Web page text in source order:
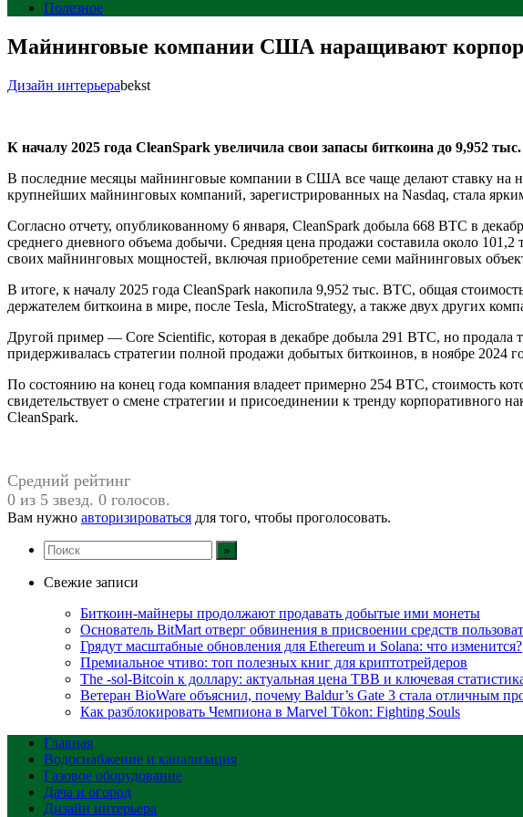
Полезное
Майнинговые компании США наращивают
Дизайн интерьераbekst
К началу 2025 года CleanSpark увеличила свои запасы биткоина до 9,952
В последние месяцы майнинговые компании в США все чаще делают ставку на
крупнейших майнинговых компаний, зарегистрированных на Nasdaq, стала
Согласно отчету, опубликованному 6 января, CleanSpark добыла 668 BTC в
среднего дневного объема добычи. Средняя цена продажи составила около
своих майнинговых мощностей, включая приобретение семи майнинговых
В итоге, к началу 2025 года CleanSpark накопила 9,952 тыс. BTC, общая
держателем биткоина в мире, после Tesla, MicroStrategy, а также двух других
Другой пример — Core Scientific, которая в декабре добыла 291 BTC, но продала
придерживалась стратегии полной продажи добытых биткоинов, в ноябре 2024
По состоянию на конец года компания владеет примерно 254 BTC, стоимость
свидетельствует о смене стратегии и присоединении к тренду
CleanSpark.
Средний рейтинг
0 из 5 звезд. 0 голосов.
Вам нужно авторизироваться для того, чтобы проголосовать.
Свежие записи
Биткоин-майнеры продолжают продавать добытые ими монеты
Основатель BitMart отверг обвинения в присвоении средств
Грядут масштабные обновления для Ethereum и Solana: что изменится?
Премиальное чтиво: топ полезных книг для криптотрейдеров
The -sol-Bitcoin к доллару: актуальная цена TBB и ключевая
Ветеран BioWare объяснил, почему Baldur’s Gate 3 стала отличным
Как разблокировать Чемпиона в Marvel Tōkon: Fighting Souls
Главная
Водоснабжение и канализация
Газовое оборудование
Дача и огород
Дизайн интерьера